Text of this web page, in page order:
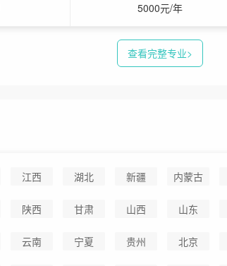
5000元/年
查看完整专业>
江西 湖北 新疆 内蒙古
陕西 甘肃 山西 山东
云南 宁夏 贵州 北京